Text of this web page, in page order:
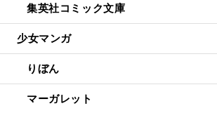
集英社コミック文庫
少女マンガ
りぼん
マーガレット